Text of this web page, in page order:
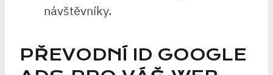
návštěvníky.
PŘEVODNÍ ID GOOGLE